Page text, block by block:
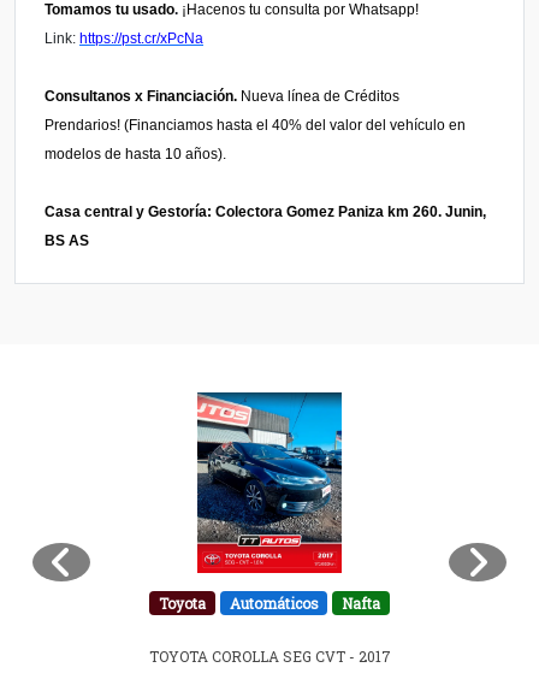
Tomamos tu usado. ¡Hacenos tu consulta por Whatsapp!
Link: https://pst.cr/xPcNa
Consultanos x Financiación. Nueva línea de Créditos
Prendarios! (Financiamos hasta el 40% del valor del vehículo en
modelos de hasta 10 años).
Casa central y Gestoría: Colectora Gomez Paniza km 260. Junin,
BS AS
Toyota Automáticos Nafta
TOYOTA COROLLA SEG CVT - 2017